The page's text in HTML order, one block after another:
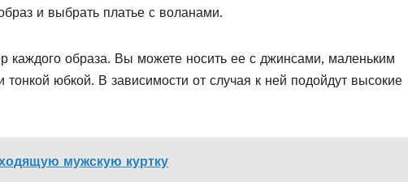
и выбрать платье с воланами.
каждого образа. Вы можете носить ее с джинсами, маленьким
юбкой. В зависимости от случая к ней подойдут высокие
мужскую куртку